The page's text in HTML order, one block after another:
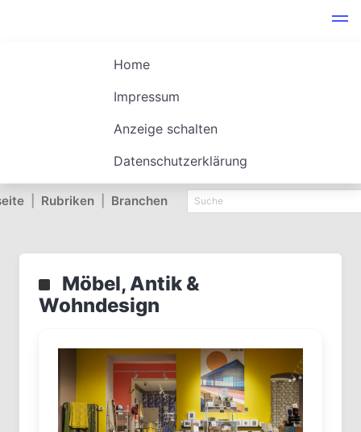
Home
Impressum
Anzeige schalten
Datenschutzerklärung
Rubriken Branchen
Möbel, Antik &
Wohndesign